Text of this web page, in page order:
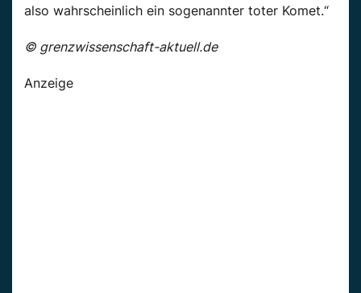
also wahrscheinlich ein sogenannter toter Komet.“
© grenzwissenschaft-aktuell.de
Anzeige